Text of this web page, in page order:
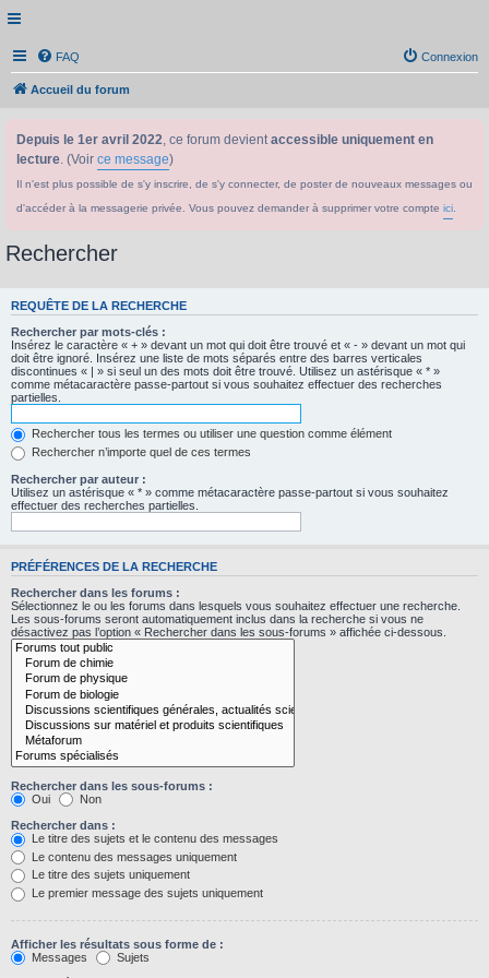
FAQ Connexion
Accueil du forum
Depuis le 1er avril 2022, ce forum devientaccessible uniquement en
lecture. (Voir ce message)
Il n'est plus possible de s'y inscrire, de s'y connecter, de poster de nouveaux messages ou
d'accéder à la messagerie privée. Vous pouvez demander à supprimer votre compte ici
Rechercher
REQUÊTE DE LA RECHERCHE
Rechercher par mots-clés :
Insérez le caractère « + » devant un mot qui doit être trouvé et « - » devant un mot qui
doit être ignoré. Insérez une liste de mots séparés entre des barres verticales
discontinues « | » si seul un des mots doit être trouvé. Utilisez un astérisque « * »
comme métacaractère passe-partout si vous souhaitez effectuer des recherches
partielles.
Rechercher tous les termes ou utiliser une question comme élément
Rechercher n’importe quel de ces termes
Rechercher par auteur :
Utilisez un astérisque « * » comme métacaractère passe-partout si vous souhaitez
effectuer des recherches partielles.
PRÉFÉRENCES DE LA RECHERCHE
Rechercher dans les forums :
Sélectionnez le ou les forums dans lesquels vous souhaitez effectuer une recherche.
Les sous-forums seront automatiquement inclus dans la recherche si vous ne
désactivez pas l’option « Rechercher dans les sous-forums » affichée ci-dessous.
Rechercher dans les sous-forums :
Oui
Non
Rechercher dans :
Le titre des sujets et le contenu des messages
Le contenu des messages uniquement
Le titre des sujets uniquement
Le premier message des sujets uniquement
Afficher les résultats sous forme de :
Messages
Sujets